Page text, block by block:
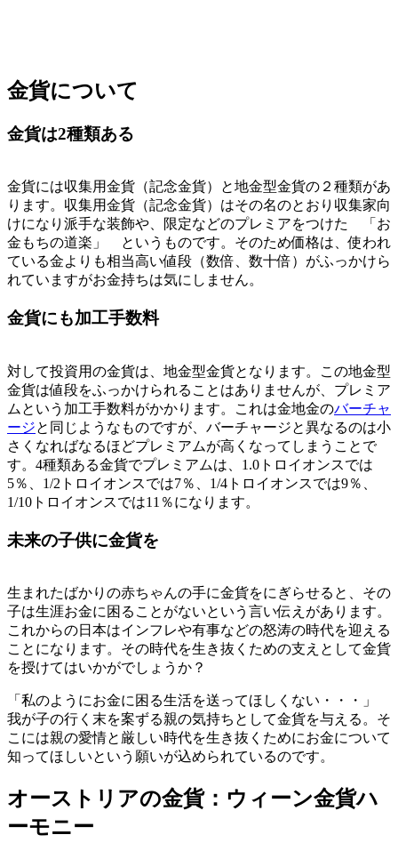
金貨について
金貨は2種類ある
金貨には収集用金貨（記念金貨）と地金型金貨の２種類があ
ります。収集用金貨（記念金貨）はその名のとおり収集家向
けになり派手な装飾や、限定などのプレミアをつけた 「お
金もちの道楽」 というものです。そのため価格は、使われ
ている金よりも相当高い値段（数倍、数十倍）がふっかけら
れていますがお金持ちは気にしません。
金貨にも加工手数料
対して投資用の金貨は、地金型金貨となります。この地金型
金貨は値段をふっかけられることはありませんが、 プレミア
ムという加工手数料がかかります。これは金地金のバーチャ
ージと同じようなものですが、バーチャージと異なるのは小
さくなればなるほどプレミアムが高くなってしまうことで
す。4種類ある金貨でプレミアムは、1.0トロイオンスでは
5％、1/2トロイオンスでは7％、1/4トロイオンスでは9％、
1/10トロイオンスでは11％になります。
未来の子供に金貨を
生まれたばかりの赤ちゃんの手に金貨をにぎらせると、その
子は生涯お金に困ることがないという言い伝えがあります。
これからの日本はインフレや有事などの怒涛の時代を迎える
ことになります。その時代を生き抜くための支えとして金貨
を授けてはいかがでしょうか？
「私のようにお金に困る生活を送ってほしくない・・・」
我が子の行く末を案ずる親の気持ちとして金貨を与える。そ
こには親の愛情と厳しい時代を生き抜くためにお金について
知ってほしいという願いが込められているのです。
オーストリアの金貨：ウィーン金貨ハ
ーモニー